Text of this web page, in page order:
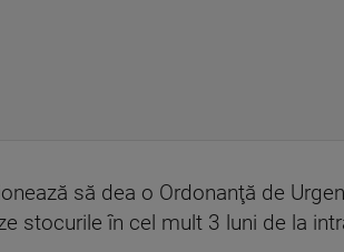
să dea o Ordonanţă de
stocurile în cel mult 3 luni de la